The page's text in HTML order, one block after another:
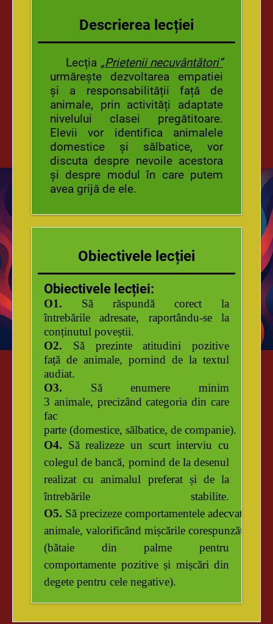
Descrierea lecției
Lecția „Prietenii necuvântători”
urmărește dezvoltarea empatiei
și a responsabilității față de
animale, prin activități adaptate
nivelului clasei pregătitoare.
Elevii vor identifica animalele
domestice și sălbatice, vor
discuta despre nevoile acestora
și despre modul în care putem
avea grijă de ele.
Obiectivele lecției
Obiectivele lecției:
O1. Să răspundă corect
la
întrebările
adresate, raportându-se
la
conținutul poveștii.
O2.
Să prezinte atitudini
pozitive
față de animale, pornind de la textul
audiat.
O3.
Să enumere
minim
3 animale, precizând categoria din care
fac
parte (domestice, sălbatice, de companie).
O4. Să realizeze un scurt interviu cu
colegul de bancă, pornind de la desenul
realizat cu animalul preferat și de la
întrebările stabilite.
O5. Să precizeze comportamentele adecvate
animale, valorificând mișcările corespunzătoare
(bătaie
din palme
pentru
comportamente pozitive și mișcări din
degete pentru cele negative).